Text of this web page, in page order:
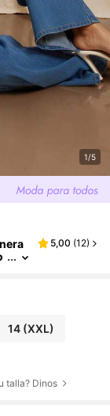
1/5
5,00 (12)
14 (XXL)
talla? Dinos